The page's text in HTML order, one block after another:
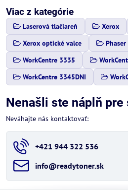
Viac z kategórie
Laserová tlačiareň Xerox
Xerox optické valce
WorkCentre 3335
WorkCentre 3345DNI
Nenašli ste náplň
Neváhajte nás kontaktovať:
+421 944 322 536
info​@readytoner​.sk